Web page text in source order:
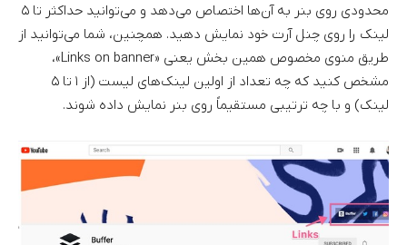
محدودی روی بنر به آن‌ها اختصاص می‌دهد و می‌توانید حداکثر تا ۵
لینک را روی چنل آرت خود نمایش دهید. همچنین، شما می‌توانید از
طریق منوی مخصوص همین بخش یعنی «Links on banner»،
مشخص کنید که چه تعداد از اولین لینک‌های لیست (از ۱ تا ۵
لینک) و با چه ترتیبی مستقیماً روی بنر نمایش داده شوند.